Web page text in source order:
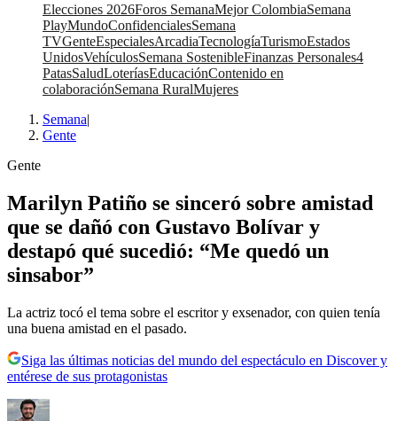
Elecciones 2026Foros SemanaMejor ColombiaSemana
PlayMundoConfidencialesSemana
TVGenteEspecialesArcadiaTecnologíaTurismoEstados
UnidosVehículosSemana SostenibleFinanzas Personales4
PatasSaludLoteríasEducaciónContenido en
colaboraciónSemana RuralMujeres
Semana|
Gente
Gente
Marilyn Patiño se sinceró sobre amistad
que se dañó con Gustavo Bolívar y
destapó qué sucedió: “Me quedó un
sinsabor”
La actriz tocó el tema sobre el escritor y exsenador, con quien tenía
una buena amistad en el pasado.
Siga las últimas noticias del mundo del espectáculo en Discover y
entérese de sus protagonistas